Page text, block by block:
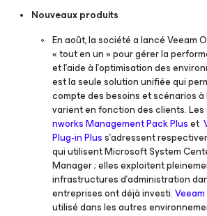
Nouveaux produits
En août, la société a lancé Veeam
« tout en un » pour gérer la
et l’aide à l’optimisation des
est la seule solution unifiée qui
compte des besoins et scénarios à
varient en fonction des clients.
nworks Management Pack Pluset
Plug-in Pluss’adressent
qui utilisent Microsoft System
Manager ; elles exploitent
infrastructures d’administration
entreprises ont déjà investi.
utilisé dans les autres